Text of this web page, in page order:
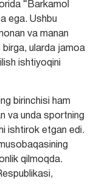
“Barkamol
ega. Ushbu
va manan
birga, ularda jamoa
ishtiyoqini
birinchisi ham
va unda sportning
ishtirok etgan edi.
qilmoqda.